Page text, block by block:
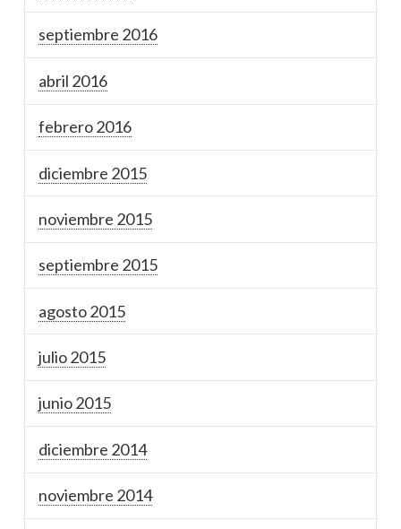
septiembre 2016
abril 2016
febrero 2016
diciembre 2015
noviembre 2015
septiembre 2015
agosto 2015
julio 2015
junio 2015
diciembre 2014
noviembre 2014